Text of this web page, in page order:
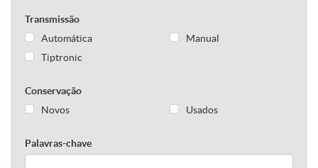
Transmissão
Automática
Manual
Tiptronic
Conservação
Novos
Usados
Palavras-chave